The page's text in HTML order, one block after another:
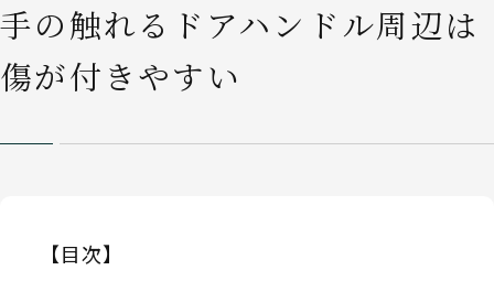
手の触れるドアハンドル周辺は
傷が付きやすい
【目次】